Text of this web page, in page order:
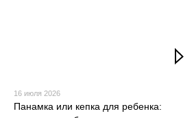
16 июля 2026
Панамка или кепка для ребенка: